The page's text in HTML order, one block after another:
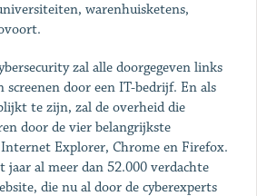
warenhuisketens,
zal alle doorgegeven links
screenen door een IT-bedrijf. En als
te zijn, zal de overheid die
door de vier belangrijkste
Explorer, Chrome en Firefox.
al meer dan 52.000 verdachte
die nu al door de cyberexperts